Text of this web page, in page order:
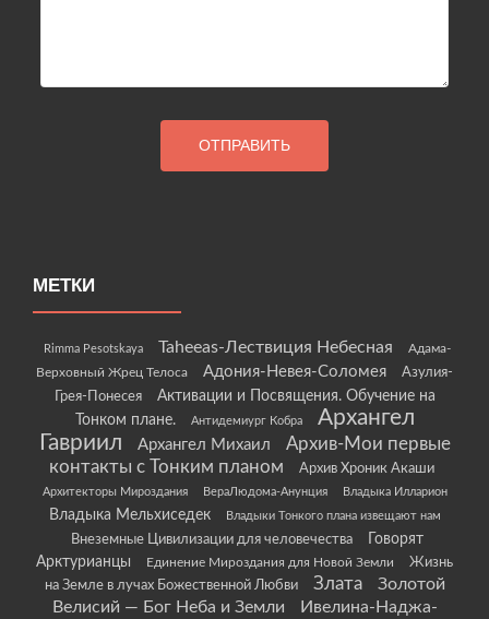
МЕТКИ
Rimma Pesotskaya Taheeas-Лествиция Небесная
Адама-
Верховный Жрец Телоса
Адония-Невея-Соломея
Азулия-
Грея-Понесея
Активации и Посвящения. Обучение на
Тонком плане.
Антидемиург Кобра
Архангел
Гавриил
Архангел Михаил
Архив-Мои первые
контакты с Тонким планом
Архив Хроник Акаши
Архитекторы Мироздания ВераЛюдома-Анунция Владыка Илларион
Владыка Мельхиседек Владыки Тонкого плана извещают нам
Внеземные Цивилизации для человечества
Говорят
Арктурианцы
Единение Мироздания для Новой Земли
Жизнь
на Земле в лучах Божественной Любви
Злата
Золотой
Велисий — Бог Неба и Земли
Ивелина-Наджа-